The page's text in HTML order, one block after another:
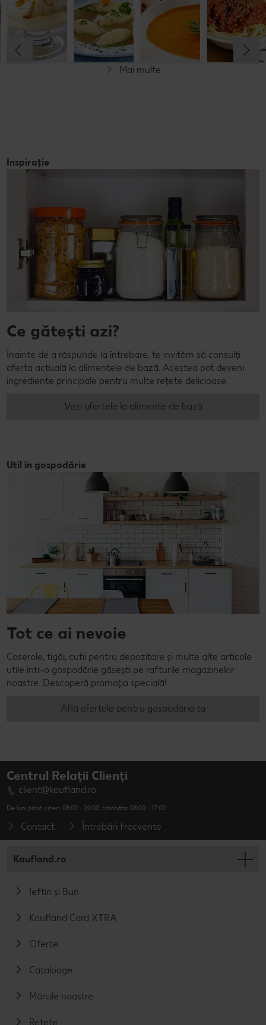
Cel mult 60 minute
Rafinat
Cel mult 60 minute
Rafinat
Cel mult 60 minute
Simplu
Mai multe
Inspirație
Ce gătești azi?
Înainte de a răspunde la întrebare, te invităm să consulți
oferta actuală la alimentele de bază. Acestea pot deveni
ingrediente principale pentru multe rețete delicioase.
Vezi ofertele la alimente de bază
Util în gospodărie
Tot ce ai nevoie
Caserole, tigăi, cutii pentru depozitare și multe alte articole
utile într-o gospodărie găsești pe rafturile magazinelor
noastre. Descoperă promoția specială!
Află ofertele pentru gospodăria ta
Centrul Relații Clienți
client@kaufland.ro
De luni până vineri: 08:00 - 20:00; sâmbăta: 08:00 - 17:00
Contact Întrebări frecvente
Kaufland.ro
Ieftin și Bun
Kaufland Card XTRA
Oferte
Cataloage
Mărcile noastre
Rețete